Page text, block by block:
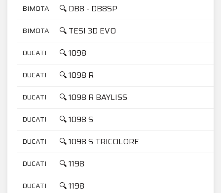
BIMOTA 🔍 DB8 - DB8SP
BIMOTA 🔍 TESI 3D EVO
DUCATI 🔍 1098
DUCATI 🔍 1098 R
DUCATI 🔍 1098 R BAYLISS
DUCATI 🔍 1098 S
DUCATI 🔍 1098 S TRICOLORE
DUCATI 🔍 1198
DUCATI 🔍 1198